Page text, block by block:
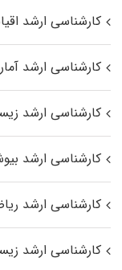
کارشناسی ارشد
کارشناسی ارشد آمار
کارشناسی ارشد
کارشناسی ارشد
کارشناسی ارشد
کارشناسی ارشد